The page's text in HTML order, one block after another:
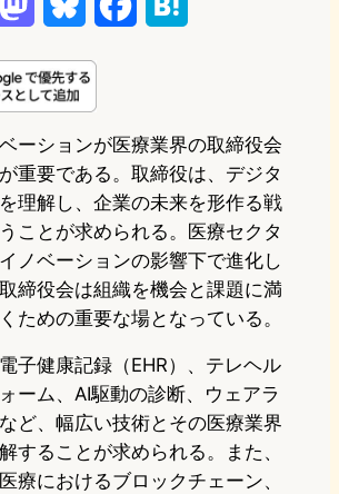
s
o
d
o
n
u
s
k
y
e
b
o
o
k
n
a
ーションが医療業界の取締役会
重要である。取締役は、デジタ
理解し、企業の未来を形作る戦
ことが求められる。医療セクタ
ノベーションの影響下で進化し
締役会は組織を機会と課題に満
ための重要な場となっている。
子健康記録（EHR）、テレヘル
ーム、AI駆動の診断、ウェアラ
ど、幅広い技術とその医療業界
することが求められる。また、
療におけるブロックチェーン、